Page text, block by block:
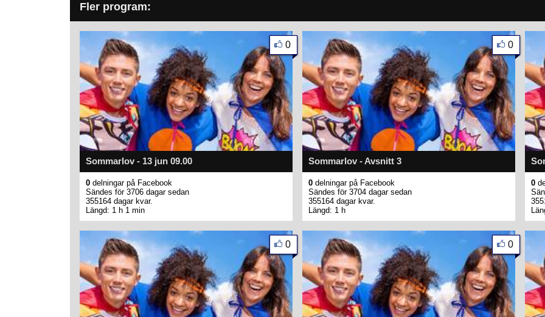
Fler program:
Sommarlov - 13 jun 09.00
0
0 delningar på Facebook
Sändes för 3706 dagar sedan
355164 dagar kvar.
Längd: 1 h 1 min
Sommarlov - Avsnitt 3
0
0 delningar på Facebook
Sändes för 3704 dagar sedan
355164 dagar kvar.
Längd: 1 h
0
0 0